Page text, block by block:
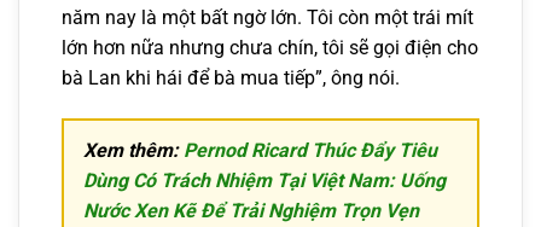
năm nay là một bất ngờ lớn. Tôi còn một trái mít
lớn hơn nữa nhưng chưa chín, tôi sẽ gọi điện cho
bà Lan khi hái để bà mua tiếp”, ông nói.
Xem thêm: Pernod Ricard Thúc Đẩy Tiêu
Dùng Có Trách Nhiệm Tại Việt Nam: Uống
Nước Xen Kẽ Để Trải Nghiệm Trọn Vẹn